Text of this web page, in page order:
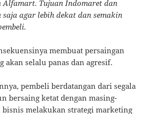
Alfamart. Tujuan Indomaret dan
agar lebih dekat dan semakin
membuat persaingan
akan selalu panas dan agresif.
pembeli berdatangan dari segala
bersaing ketat dengan masing-
bisnis melakukan strategi marketing